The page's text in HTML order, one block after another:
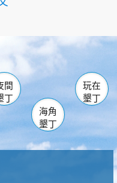
南仁湖
佳樂水
遊樂區
遊客中心
社頂公園 風吹沙
石 龍磐公園
香蕉灣
砂島
鵝鑾鼻
間
丁
海角
墾丁
玩在
墾丁